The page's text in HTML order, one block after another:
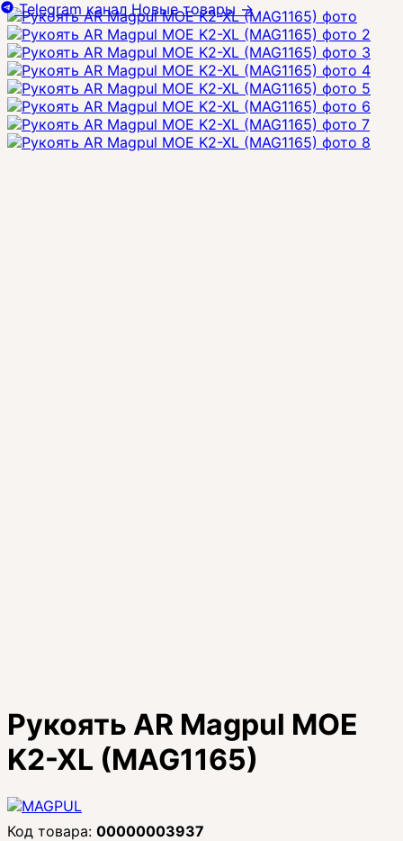
Рукоять AR Magpul MOE
K2-XL (MAG1165)
00000003937
Telegram канал Новые товары →